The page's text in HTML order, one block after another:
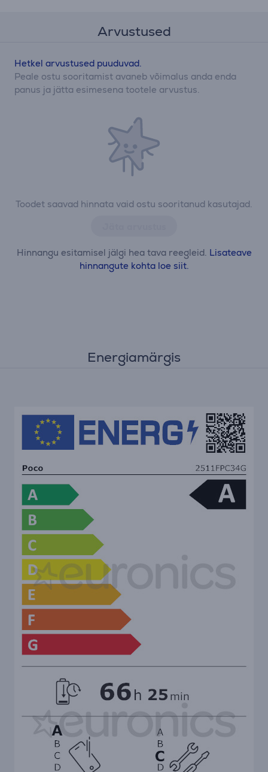
Arvustused
Toodet saavad hinnata vaid ostu sooritanud kasutajad.
Hinnangu esitamisel jälgi hea tava reegleid. Lisateave
hinnangute kohta loe siit.
Hetkel arvustused puuduvad.
Peale ostu sooritamist avaneb võimalus anda enda
panus ja jätta esimesena tootele arvustus.
Energiamärgis